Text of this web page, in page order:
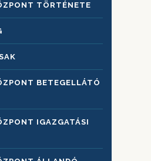
TÖRTÉNETE
BETEGELLÁTÓ
IGAZGATÁSI